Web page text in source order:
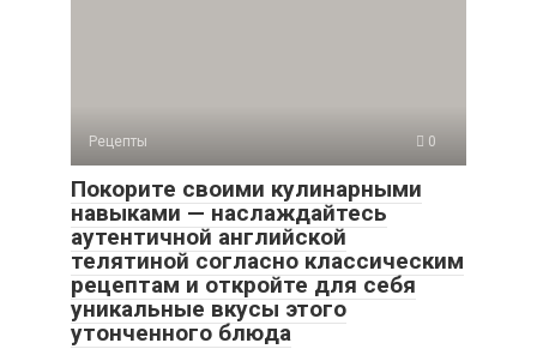
Рецепты 0
Покорите своими кулинарными
навыками — наслаждайтесь
аутентичной английской
телятиной согласно классическим
рецептам и откройте для себя
уникальные вкусы этого
утонченного блюда